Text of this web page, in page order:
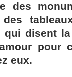
des
qui disent
pour
eux.